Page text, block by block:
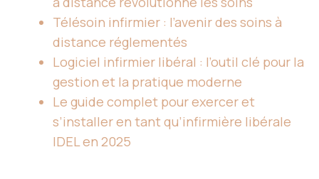
Télésoin infirmier : l’avenir des soins à
distance réglementés
Logiciel infirmier libéral : l’outil clé pour la
gestion et la pratique moderne
Le guide complet pour exercer et
s’installer en tant qu’infirmière libérale
IDEL en 2025